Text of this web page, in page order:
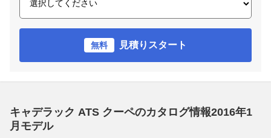
無料 見積りスタート
キャデラック ATS クーペのカタログ情報2016年1
月モデル